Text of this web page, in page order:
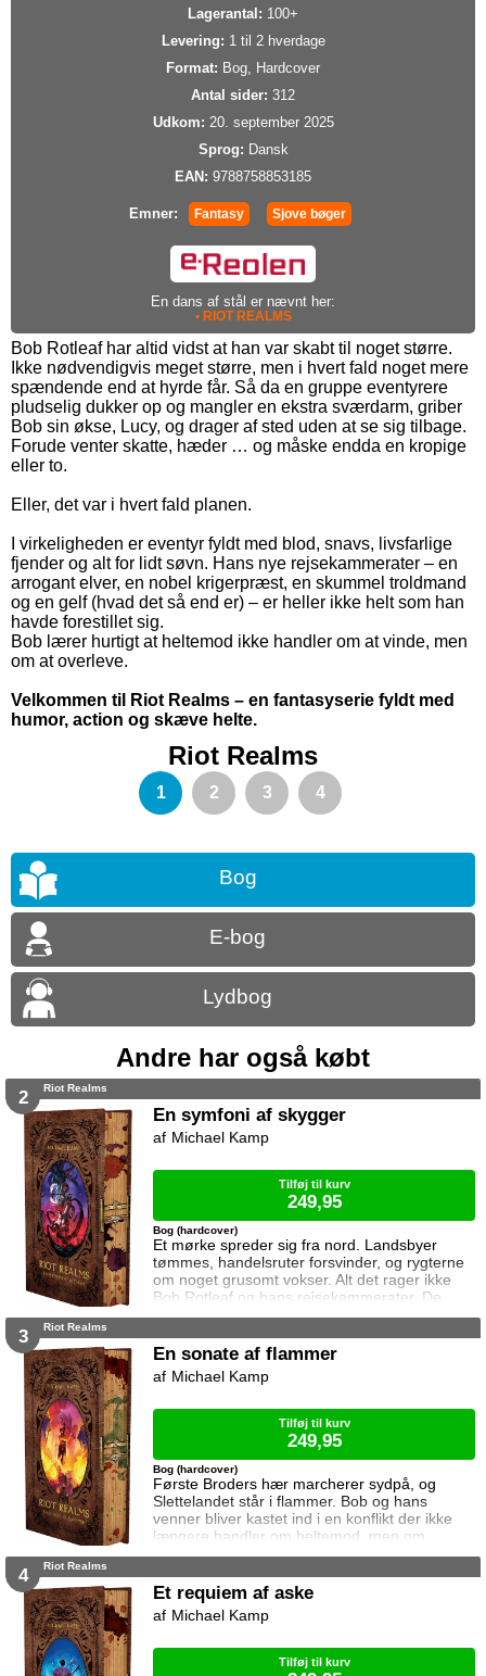
Lagerantal: 100+
Levering: 1 til 2 hverdage
Format: Bog, Hardcover
Antal sider: 312
Udkom: 20. september 2025
Sprog: Dansk
EAN: 9788758853185
Emner: Fantasy Sjove bøger
En dans af stål er nævnt her:
• RIOT REALMS
Bob Rotleaf har altid vidst at han var skabt til noget større.
Ikke nødvendigvis meget større, men i hvert fald noget mere
spændende end at hyrde får. Så da en gruppe eventyrere
pludselig dukker op og mangler en ekstra sværdarm, griber
Bob sin økse, Lucy, og drager af sted uden at se sig tilbage.
Forude venter skatte, hæder … og måske endda en kropige
eller to.
Eller, det var i hvert fald planen.
I virkeligheden er eventyr fyldt med blod, snavs, livsfarlige
fjender og alt for lidt søvn. Hans nye rejsekammerater – en
arrogant elver, en nobel krigerpræst, en skummel troldmand
og en gelf (hvad det så end er) – er heller ikke helt som han
havde forestillet sig.
Bob lærer hurtigt at heltemod ikke handler om at vinde, men
om at overleve.
Velkommen til Riot Realms – en fantasyserie fyldt med
humor, action og skæve helte.
Riot Realms
1 2 3 4
Bog
E-bog
Lydbog
Andre har også købt
2 Riot Realms
En symfoni af skygger
Et mørke spreder sig fra nord. Landsbyer
tømmes, handelsruter forsvinder, og rygterne
om noget grusomt vokser. Alt det rager ikke
Bob Rotleaf og hans rejsekammerater. De
fejrer deres seneste sejr i Guma Ha – med
ingen planer om at kaste sig ud i flere
gammel ven kalder på hjælp, er det slut med
Bog (hardcover)
Michael Kamp
Tilføj til kurv
249,95
3 Riot Realms
En sonate af flammer
Første Broders hær marcherer sydpå, og
Slettelandet står i flammer. Bob og hans
venner bliver kastet ind i en konflikt der ikke
længere handler om heltemod, men om
overlevelse. Grænserne mellem godt og ondt
tvinges til at træffe beslutninger der ikke kan
gøres om. Og fjenderne de kæmper imod,
ligner dem mere end de tør indrømme.
skæbnen er ligeglad
Bog (hardcover)
Michael Kamp
Tilføj til kurv
249,95
4 Riot Realms
Et requiem af aske
Michael Kamp
Tilføj til kurv